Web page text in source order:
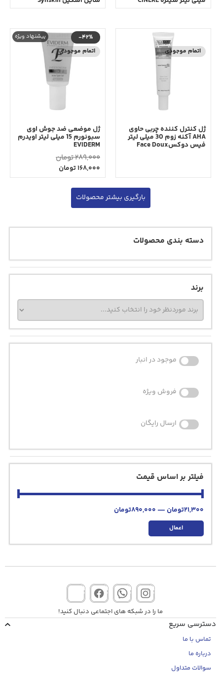
دسته بندی محصولات
برند
موجود در انبار
فروش ویژه
ارسال رایگان
فیلتر بر اساس قیمت
21,300تومان —
890,000تومان
اعمال
اتمام موجودی
ژل کنترل کننده چربی حاوی
AHA آکنه زوم 30 میلی لیتر
فیس دوکسFace Doux
اتمام موجودی
پیشنهاد ویژه -42%
ژل موضعی ضد جوش اوی
سبونورم 15 میلی لیتر اویدرم
EVIDERM
289,000تومان
168,000تومان
بارگیری بیشتر محصولات
ما را در شبکه های اجتماعی دنبال کنید!
دسترسی سریع
تماس با ما
درباره ما
سوالات متداول